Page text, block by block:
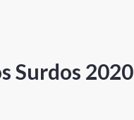
Surdos 2020